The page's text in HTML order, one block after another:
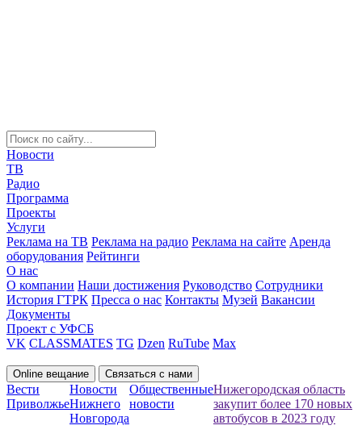
Новости
ТВ
Радио
Программа
Проекты
Услуги
Реклама на ТВ Реклама на радио Реклама на сайте Аренда
оборудования Рейтинги
О нас
О компании Наши достижения Руководство Сотрудники
История ГТРК Пресса о нас Контакты Музей Вакансии
Документы
Проект с УФСБ
VK CLASSMATES TG Dzen RuTube Max
Online вещание Связаться с нами
Вести
Приволжье
Новости
Нижнего
Новгорода
Общественные
новости
Нижегородская область
закупит более 170 новых
автобусов в 2023 году